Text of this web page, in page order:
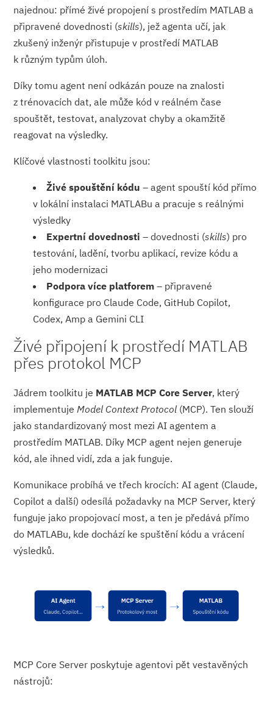
najednou: přímé živé propojení s prostředím MATLAB a
připravené dovednosti (skills), jež agenta učí, jak
zkušený inženýr přistupuje v prostředí MATLAB
k různým typům úloh.
Díky tomu agent není odkázán pouze na znalosti
z trénovacích dat, ale může kód v reálném čase
spouštět, testovat, analyzovat chyby a okamžitě
reagovat na výsledky.
Klíčové vlastnosti toolkitu jsou:
Živé spouštění kódu – agent spouští kód přímo
v lokální instalaci MATLABu a pracuje s reálnými
výsledky
Expertní dovednosti – dovednosti (skills) pro
testování, ladění, tvorbu aplikací, revize kódu a
jeho modernizaci
Podpora více platforem – připravené
konfigurace pro Claude Code, GitHub Copilot,
Codex, Amp a Gemini CLI
Živé připojení k prostředí MATLAB
přes protokol MCP
Jádrem toolkitu je MATLAB MCP Core Server, který
implementujeModel Context Protocol (MCP). Ten slouží
jako standardizovaný most mezi AI agentem a
prostředím MATLAB. Díky MCP agent nejen generuje
kód, ale ihned vidí, zda a jak funguje.
Komunikace probíhá ve třech krocích: AI agent (Claude,
Copilot a další) odesílá požadavky na MCP Server, který
funguje jako propojovací most, a ten je předává přímo
do MATLABu, kde dochází ke spuštění kódu a vrácení
výsledků.
MCP Core Server poskytuje agentovi pět vestavěných
nástrojů: